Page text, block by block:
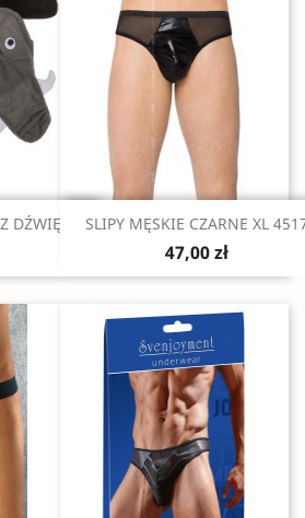
DŹWIĘKIEM Szybki podgląd
SLIPY MĘSKIE CZARNE XL
47,00 zł